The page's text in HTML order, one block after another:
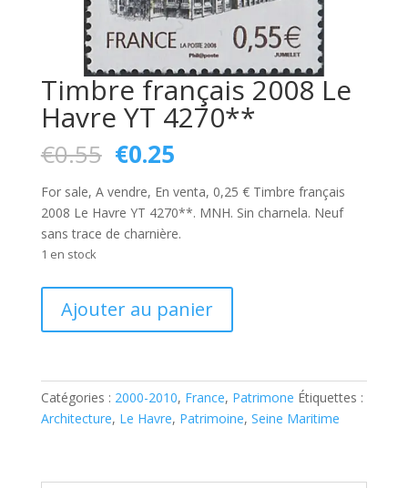
Timbre français 2008 Le
Havre YT 4270**
€0.55 Le
prix
initial
était :
€0.55.
€0.25Le
actuel
est :
€0.25.
For sale, A vendre, En venta, 0,25 € Timbre français
2008 Le Havre YT 4270**. MNH. Sin charnela. Neuf
sans trace de charnière.
1 en stock
2008
Le
Havre
Ajouter au panier
Catégories : 2000-2010, France, Patrimone Étiquettes :
Architecture, Le Havre, Patrimoine, Seine Maritime